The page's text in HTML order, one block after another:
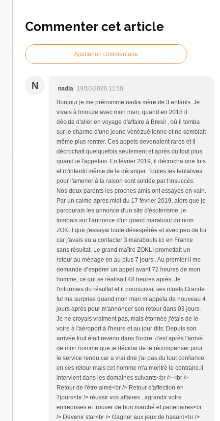
Commenter cet article
Ajouter un commentaire
N nadia
19/10/2020 11:50
Bonjour je me prénomme nadia mère de 3 enfants. Je
vivais à briouze avec mon mari, quand en 2018 il
décida d'aller en voyage d'affaire à Bresil , où il tomba
sur le charme d'une jeune vénézuélienne et ne semblait
même plus rentrer. Ces appels devenaient rares et il
décrochait quelquefois seulement et après du tout plus
quand je l'appelais. En février 2019, il décrocha une fois
et m'interdit même de le déranger. Toutes les tentatives
pour l'amener à la raison sont soldée par l'insuccès.
Nos deux parents les proches amis ont essayés en vain.
Par un calme après midi du 17 février 2019, alors que je
parcourais les annonce d'un site d'ésotérisme, je
tombais sur l'annonce d'un grand marabout du nom
ZOKLI que j'essayai toute désespérée et avec peu de foi
car j'avais eu a contacter 3 marabouts ici en France
sans résultat. Le grand maître ZOKLI promettait un
retour au ménage en au plus 7 jours . Au premier il me
demande d’espérer un appel avant 72 heures de mon
homme, ce qui se réalisait 48 heures après. Je
l'informais du résultat et il poursuivait ses rituels.Grande
fut ma surprise quand mon mari m’appela de nouveau 4
jours après pour m'annoncer son retour dans 03 jours.
Je ne croyais vraiment pas, mais étonnée j'étais de le
voire à l'aéroport à l'heure et au jour dits. Depuis son
arrivée tout était revenu dans l'ordre. c'est après l'arrivé
de mon homme que je décidai de le récompenser pour
le service rendu car a vrai dire j'ai pas du tout confiance
en ces retour mais cet homme m'a montré le contraire.il
intervient dans les domaines suivants<br /> <br />
Retour de l'être aimé<br /> Retour d'affection en
7jours<br /> réussir vos affaires , agrandir votre
entreprises et trouver de bon marché et partenaires<br
/> Devenir star<br /> Gagner aux jeux de hasard<br />